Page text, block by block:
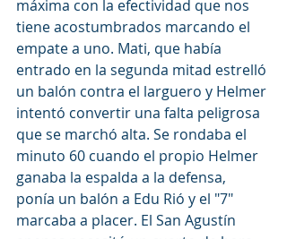
máxima con la efectividad que nos
tiene acostumbrados marcando el
empate a uno. Mati, que había
entrado en la segunda mitad estrelló
un balón contra el larguero y Helmer
intentó convertir una falta peligrosa
que se marchó alta. Se rondaba el
minuto 60 cuando el propio Helmer
ganaba la espalda a la defensa,
ponía un balón a Edu Rió y el "7"
marcaba a placer. El San Agustín